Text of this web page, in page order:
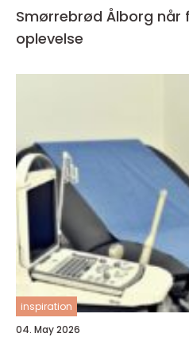
Smørrebrød Ålborg når frokost bliver en
oplevelse
inspiration
04. May 2026